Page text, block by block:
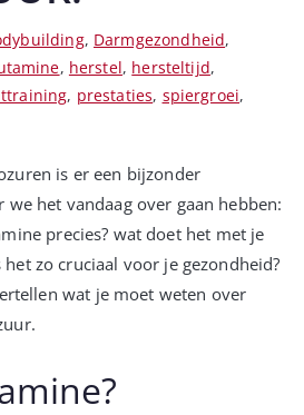
, Darmgezondheid,
, herstel, hersteltijd,
, prestaties, spiergroei,
is er een bijzonder
het vandaag over gaan hebben:
precies? wat doet het met je
zo cruciaal voor je gezondheid?
wat je moet weten over